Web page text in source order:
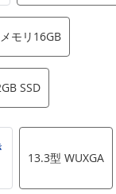
メモリ16GB
SSD
13.3型 WUXGA